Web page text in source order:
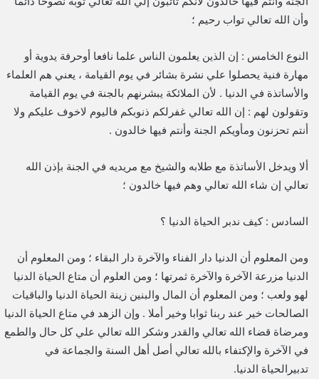
وأن الله تعالي تواب رحيم ؛
النوع الخامس : إن الذين يعلمون الناس علما نافعا أوحرفة يدوية أو
مهارة فنية يحصلوا علي نشرة بشائر في يوم القيامة ، يعني هم العلماء
والأساتذة في الدنيا . لأن الملائكة يبشرنهم بالجنة في يوم القيامة
وتقولون لهم : إن الله تعالي غفرلكم ذنوبكم فاليوم لاخوف عليكم ولا
أنتم تحزنون ومأويكم الجنة وأنتم فيها خالدون .
ألا ويدخل الأساتذة مع طلابه والشيخ مع مريديه في الجنة بإذن الله
تعالي إن شاء الله تعالي وهم فيها خالدون ؛
السادس : كيف ندبر الحياة الدنيا ؟
ومن المعلوم أن الدنيا دار الفناء والآخرة دار البقاء ؛ ومن المعلوم أن
الدنيا مزرعة الآخرة والآخرة ثمرتها ؛ ومن العلوم أن متاع الحياة الدنيا
لهو ولعب ؛ ومن المعلوم أن المال والبنين زينة الحياة الدنيا والباقيات
الصالحات خير عند ربنا ثوابا وخير أملا . وإن الزهد في متاع الحياة الدنيا
ومرضاة قضاء الله تعالي والقدر وشكر الله تعالي علي كل حال والطمع
في الآخرة والإكتفاء بالله تعالي أصل أهل السنة والجماعة في
تدبيرالحياة الدنيا.